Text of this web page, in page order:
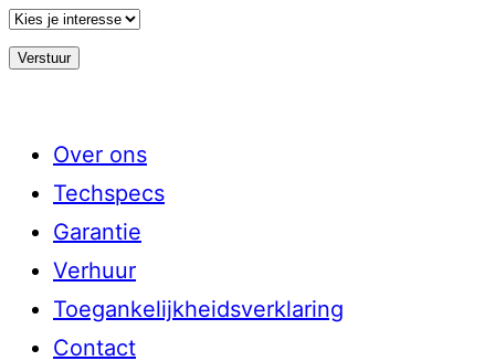
Over ons
Techspecs
Garantie
Verhuur
Toegankelijkheidsverklaring
Contact